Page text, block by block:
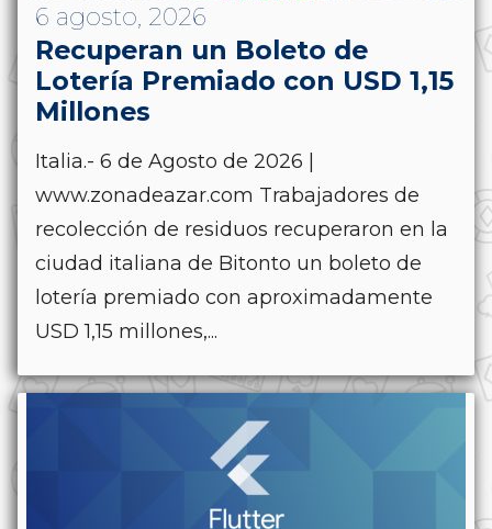
6 agosto, 2026
Recuperan un Boleto de
Lotería Premiado con USD 1,15
Millones
Italia.- 6 de Agosto de 2026 |
www.zonadeazar.com Trabajadores de
recolección de residuos recuperaron en la
ciudad italiana de Bitonto un boleto de
lotería premiado con aproximadamente
USD 1,15 millones,...